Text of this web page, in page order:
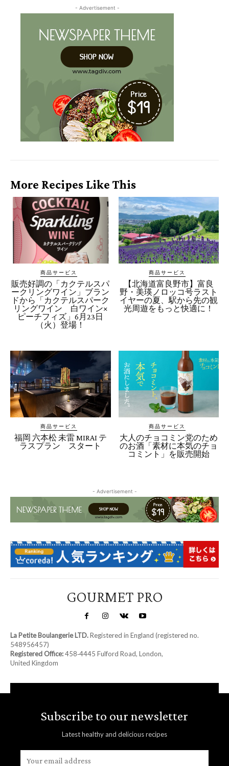
- Advertisement -
More Recipes Like This
商品サービス
販売好調の「カクテルスパ
ークリングワイン」ブラン
ドから「カクテルスパーク
リングワイン 白ワイン×
ピーチフィズ」6月23日
（火）登場！
商品サービス
【北海道富良野市】富良
野・美瑛ノロッコ号ラスト
イヤーの夏、駅から先の観
光周遊をもっと快適に！
商品サービス
福岡 六本松 未雷 MIRAI テ
ラスプラン スタート
商品サービス
大人のチョコミン党のため
のお酒「素材に本気のチョ
コミント」を販売開始
- Advertisement -
GOURMET PRO
La Petite Boulangerie LTD.Registered in England (registered no.
548956457)
Registered Office:458‑4445 Fulford Road, London,
United Kingdom
Subscribe to our newsletter
Latest healthy and delicious recipes